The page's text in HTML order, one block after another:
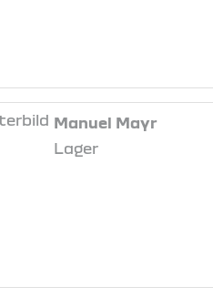
Manuel Mayr
Lager